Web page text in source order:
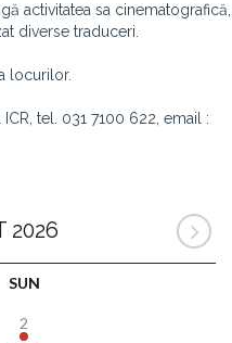
activitatea sa cinematografică,
diverse traduceri.
locurilor.
tel. 031 7100 622, email :
2026
SUN
2